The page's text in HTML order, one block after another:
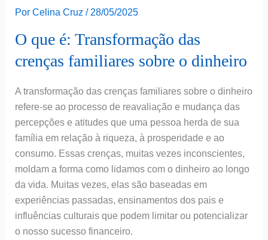
Por Celina Cruz / 28/05/2025
O que é: Transformação das
crenças familiares sobre o dinheiro
A transformação das crenças familiares sobre o dinheiro
refere-se ao processo de reavaliação e mudança das
percepções e atitudes que uma pessoa herda de sua
família em relação à riqueza, à prosperidade e ao
consumo. Essas crenças, muitas vezes inconscientes,
moldam a forma como lidamos com o dinheiro ao longo
da vida. Muitas vezes, elas são baseadas em
experiências passadas, ensinamentos dos pais e
influências culturais que podem limitar ou potencializar
o nosso sucesso financeiro.